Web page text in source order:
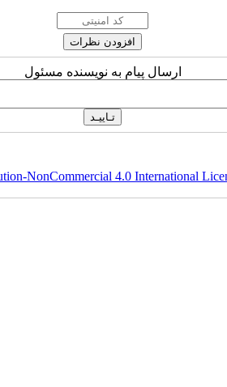
ارسال پیام به نویسنده مسئول
NonCommercial 4.0 International